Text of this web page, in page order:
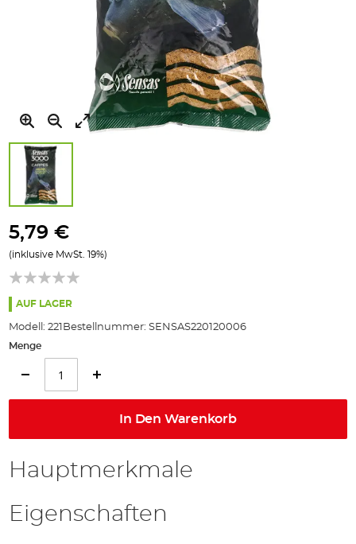
Anfang
der
Bildgalerie
springen
5,79 €
(inklusive MwSt. 19%)
AUF LAGER
Modell: 221 Bestellnummer: SENSAS220120006
Menge
In Den Warenkorb
Hauptmerkmale
Eigenschaften